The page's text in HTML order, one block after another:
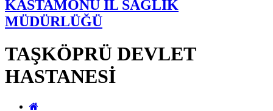
KASTAMONU İL SAĞLIK
MÜDÜRLÜĞÜ
TAŞKÖPRÜ DEVLET
HASTANESİ